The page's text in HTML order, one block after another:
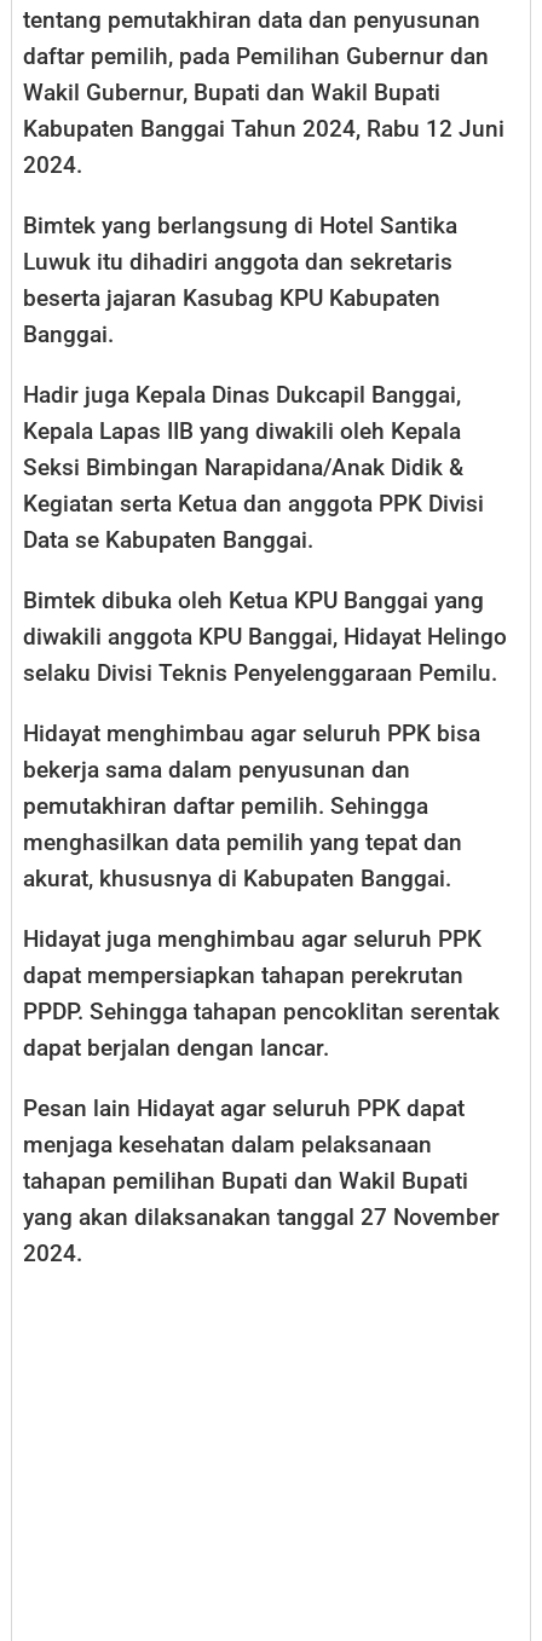
tentang pemutakhiran data dan penyusunan
daftar pemilih, pada Pemilihan Gubernur dan
Wakil Gubernur, Bupati dan Wakil Bupati
Kabupaten Banggai Tahun 2024, Rabu 12 Juni
2024.
Bimtek yang berlangsung di Hotel Santika
Luwuk itu dihadiri anggota dan sekretaris
beserta jajaran Kasubag KPU Kabupaten
Banggai.
Hadir juga Kepala Dinas Dukcapil Banggai,
Kepala Lapas IIB yang diwakili oleh Kepala
Seksi Bimbingan Narapidana/Anak Didik &
Kegiatan serta Ketua dan anggota PPK Divisi
Data se Kabupaten Banggai.
Bimtek dibuka oleh Ketua KPU Banggai yang
diwakili anggota KPU Banggai, Hidayat Helingo
selaku Divisi Teknis Penyelenggaraan Pemilu.
Hidayat menghimbau agar seluruh PPK bisa
bekerja sama dalam penyusunan dan
pemutakhiran daftar pemilih. Sehingga
menghasilkan data pemilih yang tepat dan
akurat, khususnya di Kabupaten Banggai.
Hidayat juga menghimbau agar seluruh PPK
dapat mempersiapkan tahapan perekrutan
PPDP. Sehingga tahapan pencoklitan serentak
dapat berjalan dengan lancar.
Pesan lain Hidayat agar seluruh PPK dapat
menjaga kesehatan dalam pelaksanaan
tahapan pemilihan Bupati dan Wakil Bupati
yang akan dilaksanakan tanggal 27 November
2024.